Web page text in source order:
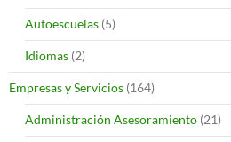
Autoescuelas (5)
Idiomas (2)
Empresas y Servicios (164)
Administración Asesoramiento (21)